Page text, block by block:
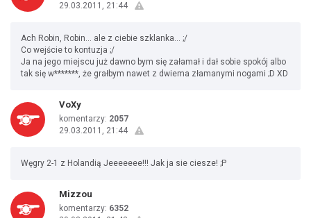
29.03.2011, 21:44
Ach Robin, Robin... ale z ciebie szklanka... ;/
Co wejście to kontuzja ;/
Ja na jego miejscu już dawno bym się załamał i dał sobie spokój albo
tak się w*******, że grałbym nawet z dwiema złamanymi nogami ;D XD
VoXy
komentarzy: 2057
29.03.2011, 21:44
Węgry 2-1 z Holandią Jeeeeeee!!! Jak ja sie ciesze! ;P
Mizzou
komentarzy: 6352